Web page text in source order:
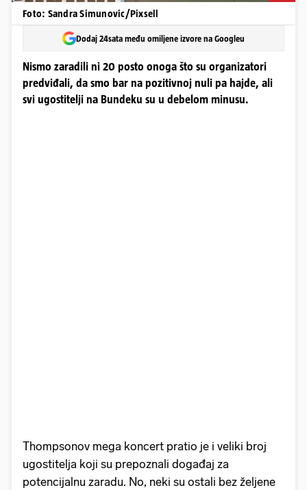
Foto: Sandra Simunovic/Pixsell
Dodaj 24sata među omiljene izvore na Googleu
Nismo zaradili ni 20 posto onoga što su organizatori
predviđali, da smo bar na pozitivnoj nuli pa hajde, ali
svi ugostitelji na Bundeku su u debelom minusu.
Thompsonov mega koncert pratio je i veliki broj
ugostitelja koji su prepoznali događaj za
potencijalnu zaradu. No, neki su ostali bez željene